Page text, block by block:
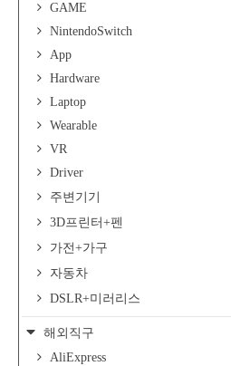
GAME
NintendoSwitch
App
Hardware
Laptop
Wearable
VR
Driver
주변기기
3D프린터+펜
가전+가구
자동차
DSLR+미러리스
해외직구
AliExpress